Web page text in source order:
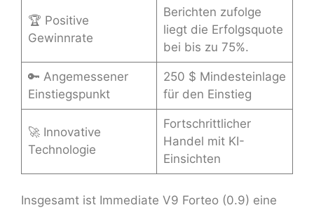
🏆 Positive
Gewinnrate
Berichten zufolge
liegt die Erfolgsquote
bei bis zu 75%.
🔑 Angemessener
Einstiegspunkt
250 $ Mindesteinlage
für den Einstieg
🚀 Innovative
Technologie
Fortschrittlicher
Handel mit KI-
Einsichten
Insgesamt ist Immediate V9 Forteo (0.9) eine